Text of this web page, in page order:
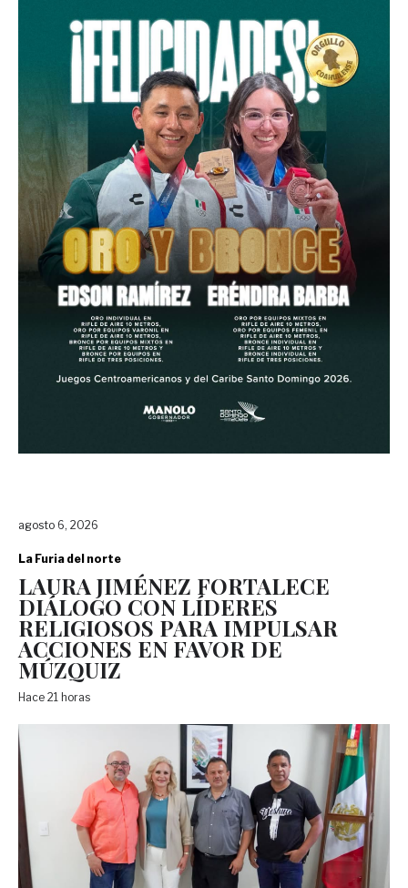
agosto 6, 2026
La Furia del norte
LAURA JIMÉNEZ FORTALECE
DIÁLOGO CON LÍDERES
RELIGIOSOS PARA IMPULSAR
ACCIONES EN FAVOR DE
MÚZQUIZ
Hace 21 horas